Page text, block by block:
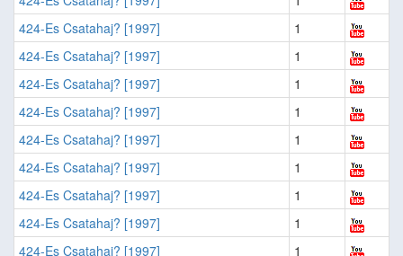
424-Es Csatahaj? [1997]
1
424-Es Csatahaj? [1997]
1
424-Es Csatahaj? [1997]
1
424-Es Csatahaj? [1997]
1
424-Es Csatahaj? [1997]
1
424-Es Csatahaj? [1997]
1
424-Es Csatahaj? [1997]
1
424-Es Csatahaj? [1997]
1
424-Es Csatahaj? [1997]
1